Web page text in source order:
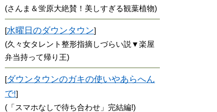
(さんま＆蛍原大絶賛！美しすぎる観葉植物)
[水曜日のダウンタウン]
(久々女タレント整形指摘しづらい説▼楽屋
弁当持って帰り王)
[ダウンタウンのガキの使いやあらへん
で!]
(「スマホなしで待ち合わせ」完結編!)